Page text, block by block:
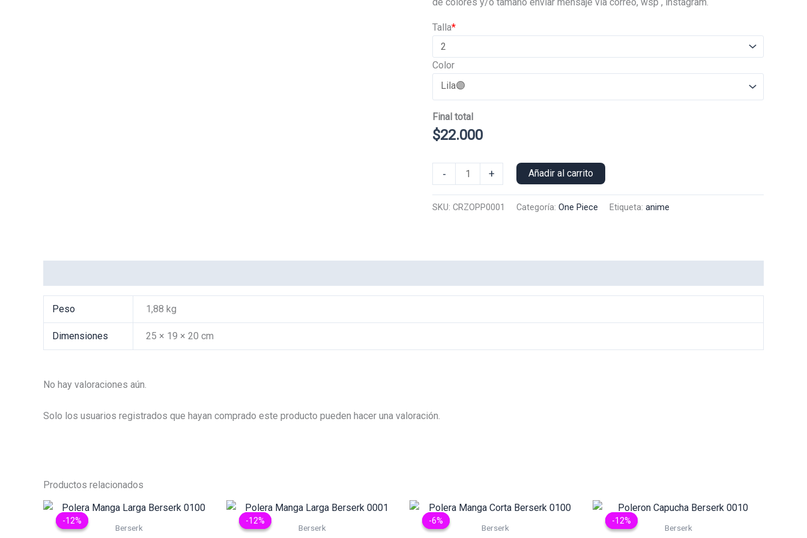
*
Talla
Color
Final total
$22.000
-
Polo
Corazon
cantidad
+ Añadir al carrito
SKU: CRZOPP0001 Categoría: One Piece Etiqueta: anime
Peso 1,88 kg
Dimensiones 25 × 19 × 20 cm
No hay valoraciones aún.
Solo los usuarios registrados que hayan comprado este producto pueden hacer una valoración.
Productos relacionados
-12%
-12%
Berserk
-12%
-12%
Berserk
-6%
-6%
Berserk
-12%
-12%
Berserk